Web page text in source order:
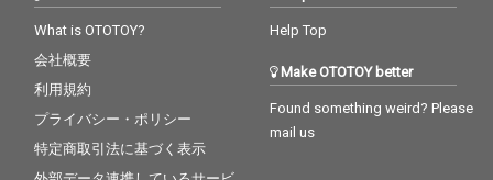
What is OTOTOY?
会社概要
利用規約
プライバシー・ポリシー
特定商取引法に基づく表示
Help Top
Make OTOTOY better
Found something weird? Please
mail us